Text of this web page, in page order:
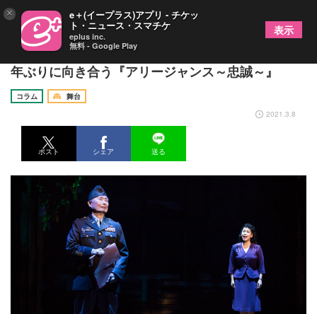
【それぞれの『アリージャンス～忠誠～』vol.1】 4
年ぶりに向き合う『アリージャンス～忠誠～』
コラム
舞台
2021.3.8
ポスト シェア 送る
× e＋(イープラス)アプリ - チケッ
ト・ニュース・スマチケ
eplus inc.
無料 - Google Play
表示